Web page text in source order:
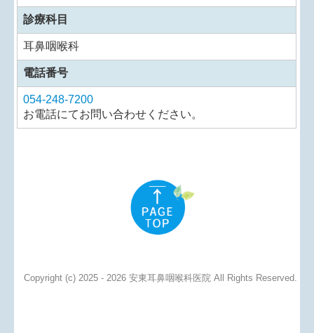
診療科目
耳鼻咽喉科
電話番号
054-248-7200
お電話にてお問い合わせください。
Copyright (c) 2025 - 2026 安東耳鼻咽喉科医院 All Rights Reserved.